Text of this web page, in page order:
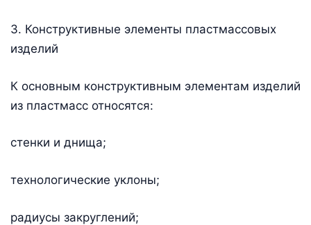
3. Конструктивные элементы пластмассовых
изделий
К основным конструктивным элементам изделий
из пластмасс относятся:
стенки и днища;
технологические уклоны;
радиусы закруглений;